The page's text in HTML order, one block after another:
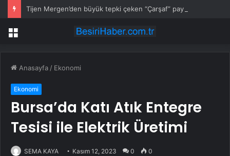
Tijen Mergen’den büyük tepki çeken “Çarşaf” paylaşımı
Menü
Anasayfa / Ekonomi
Ekonomi
Bursa’da Katı Atık Entegre
Tesisi ile Elektrik Üretimi
SEMA KAYA Kasım 12, 2023 0 0